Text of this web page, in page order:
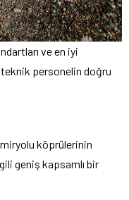
ve en iyi
personelin doğru
köprülerinin
geniş kapsamlı bir